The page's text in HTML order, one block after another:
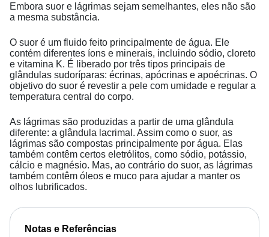
Embora suor e lágrimas sejam semelhantes, eles não são
a mesma substância.
O suor é um fluido feito principalmente de água. Ele
contém diferentes íons e minerais, incluindo sódio, cloreto
e vitamina K. É liberado por três tipos principais de
glândulas sudoríparas: écrinas, apócrinas e apoécrinas. O
objetivo do suor é revestir a pele com umidade e regular a
temperatura central do corpo.
As lágrimas são produzidas a partir de uma glândula
diferente: a glândula lacrimal. Assim como o suor, as
lágrimas são compostas principalmente por água. Elas
também contêm certos eletrólitos, como sódio, potássio,
cálcio e magnésio. Mas, ao contrário do suor, as lágrimas
também contêm óleos e muco para ajudar a manter os
olhos lubrificados.
Notas e Referências